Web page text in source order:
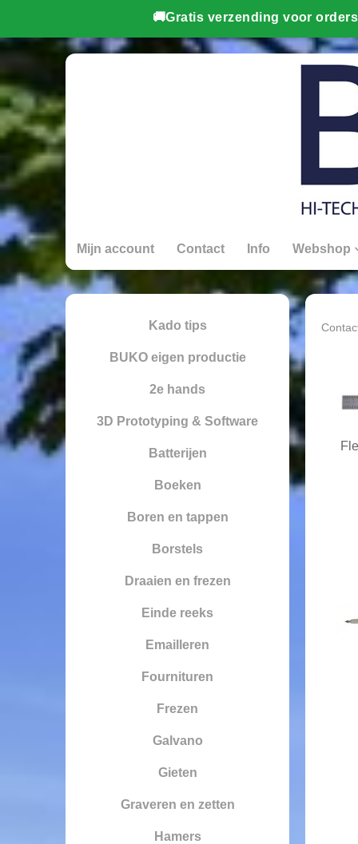
Mijn account Contact Info Webshop
Kado tips
BUKO eigen productie
2e hands
3D Prototyping & Software
Batterijen
Boeken
Boren en tappen
Borstels
Draaien en frezen
Einde reeks
Emailleren
Fournituren
Frezen
Galvano
Gieten
Graveren en zetten
Hamers